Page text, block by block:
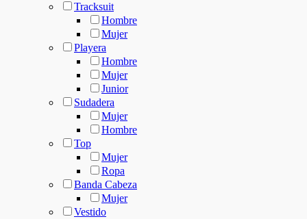
Tracksuit
Hombre
Mujer
Playera
Hombre
Mujer
Junior
Sudadera
Mujer
Hombre
Top
Mujer
Ropa
Banda Cabeza
Mujer
Vestido